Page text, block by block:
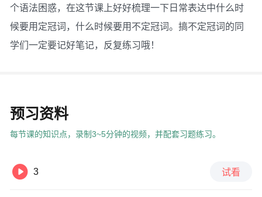
个语法困惑，在这节课上好好梳理一下日常表达中什么时
候要用定冠词，什么时候要用不定冠词。搞不定冠词的同
学们一定要记好笔记，反复练习哦！
预习资料
每节课的知识点，录制3~5分钟的视频，并配套习题练习。
 3 试看